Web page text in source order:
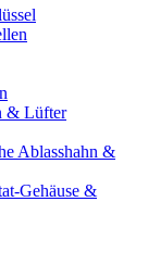
& Lüfter
Ablasshahn &
Gehäuse &